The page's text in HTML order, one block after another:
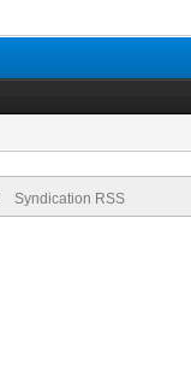
Syndication RSS